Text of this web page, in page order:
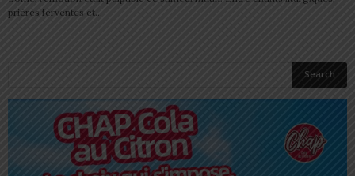
prières ferventes et...